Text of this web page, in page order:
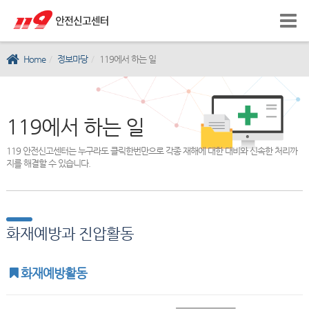
Home 정보마당 119에서 하는 일
119에서 하는 일
119 안전신고센터는 누구라도 클릭한번만으로 각종 재해에 대한 대비와 신속한 처리까
지를 해결할 수 있습니다.
화재예방과 진압활동
화재예방활동